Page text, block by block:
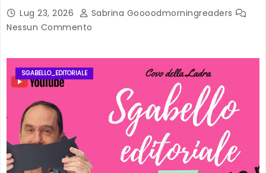
Lug 23, 2026
Sabrina Goooodmorningreaders
Nessun Commento
SGABELLO_EDITORIALE